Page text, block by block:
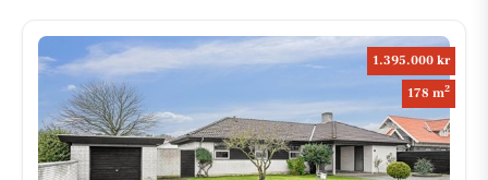
1.395.000 kr
178 m2